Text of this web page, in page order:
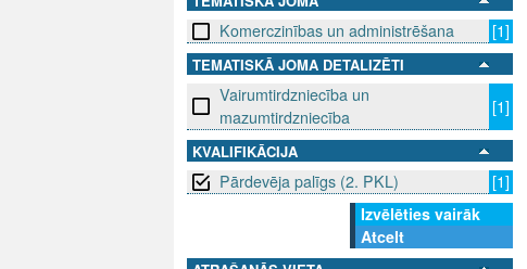
V
Komerczinības un administrēšana [1]
TEMATISKĀ JOMA DETALIZĒTI
Vairumtirdzniecība un
mazumtirdzniecība
[1]
KVALIFIKĀCIJA
Pārdevēja palīgs (2. PKL)
[1]
Izvēlēties vairāk
Atcelt